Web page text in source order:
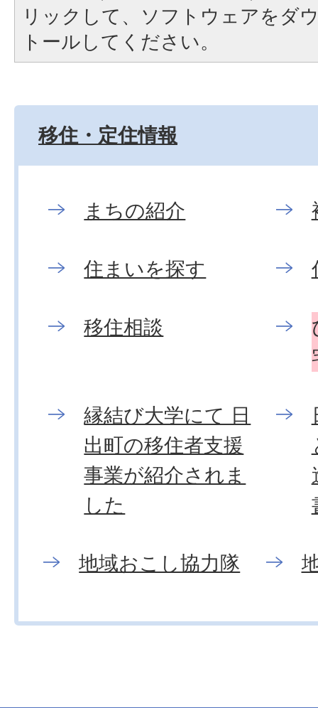
リックして、ソフトウェアをダ
トールしてください。
移住・定住情報
まちの紹介
住まいを探す
移住相談
縁結び大学にて 日
出町の移住者支援
事業が紹介されま
した
地域おこし協力隊